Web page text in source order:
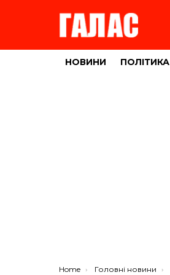
НОВИНИ ПОЛІТИКА
You are here:
Home Головні новини